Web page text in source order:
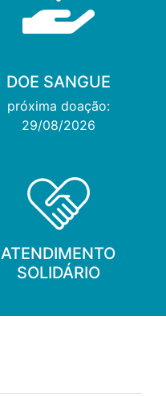
DOE SANGUE
próxima doação:
29/08/2026
ATENDIMENTO
SOLIDÁRIO